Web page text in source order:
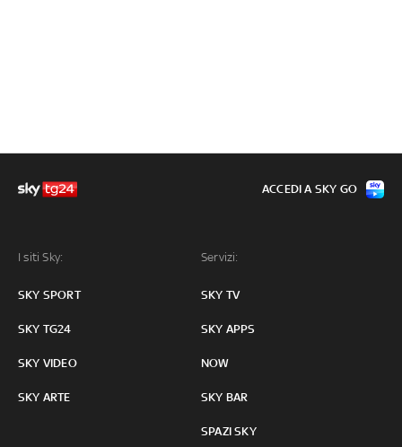
I siti Sky:
SKY SPORT
SKY TG24
SKY VIDEO
SKY ARTE
Servizi:
SKY TV
SKY APPS
NOW
SKY BAR
SPAZI SKY
ACCEDI A SKY GO